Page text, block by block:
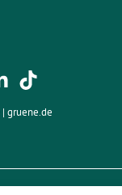
| gruene.de